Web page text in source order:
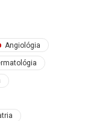
Angiológia